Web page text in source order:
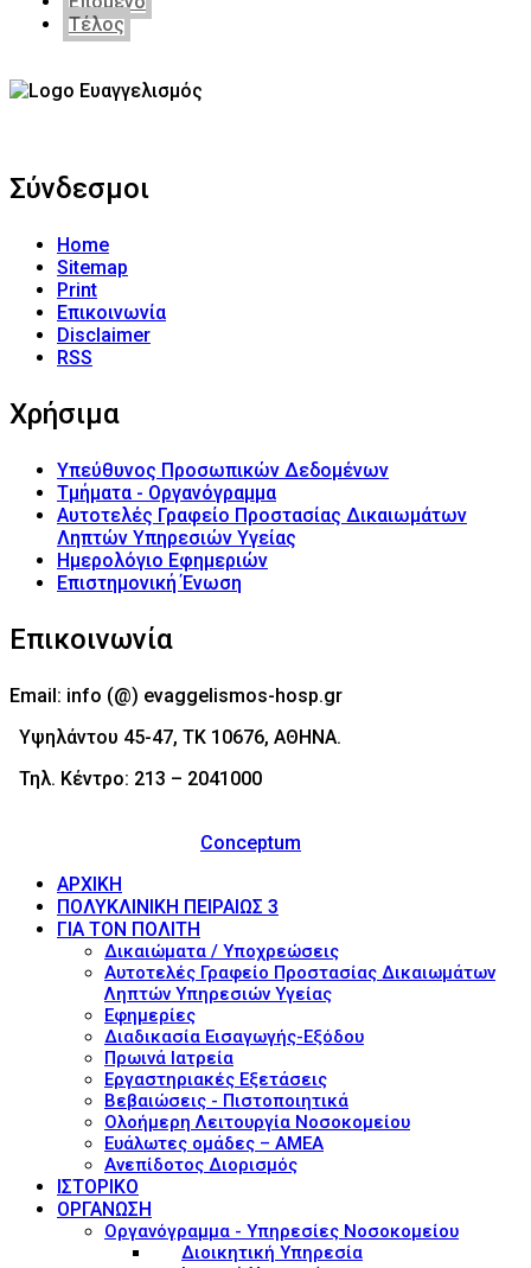
Τέλος
Σύνδεσμοι
Home
Sitemap
Print
Επικοινωνία
Disclaimer
RSS
Χρήσιμα
Υπεύθυνος Προσωπικών Δεδομένων
Τμήματα - Οργανόγραμμα
Αυτοτελές Γραφείο Προστασίας Δικαιωμάτων
Ληπτών Υπηρεσιών Υγείας
Ημερολόγιο Εφημεριών
Επιστημονική Ένωση
Επικοινωνία
Email: info (@) evaggelismos-hosp.gr
Υψηλάντου 45-47, ΤΚ 10676, ΑΘΗΝΑ.
Τηλ. Κέντρο: 213 – 2041000
Conceptum
ΑΡΧΙΚΗ
ΠΟΛΥΚΛΙΝΙΚΗ ΠΕΙΡΑΙΩΣ 3
ΓΙΑ ΤΟΝ ΠΟΛΙΤΗ
Δικαιώματα / Υποχρεώσεις
Αυτοτελές Γραφείο Προστασίας Δικαιωμάτων
Ληπτών Υπηρεσιών Υγείας
Εφημερίες
Διαδικασία Εισαγωγής-Εξόδου
Πρωινά Ιατρεία
Εργαστηριακές Εξετάσεις
Βεβαιώσεις - Πιστοποιητικά
Ολοήμερη Λειτουργία Νοσοκομείου
Ευάλωτες ομάδες – ΑΜΕΑ
Ανεπίδοτος Διορισμός
ΙΣΤΟΡΙΚΟ
ΟΡΓΑΝΩΣΗ
Οργανόγραμμα - Υπηρεσίες Νοσοκομείου
Διοικητική Υπηρεσία